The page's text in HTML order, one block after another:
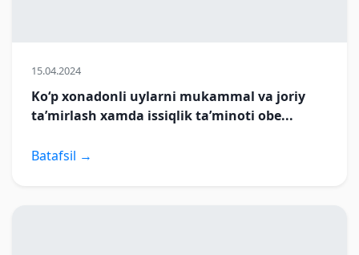
15.04.2024
Ko‘p xonadonli uylarni mukammal va joriy
ta’mirlash xamda issiqlik ta’minoti obe...
Batafsil →